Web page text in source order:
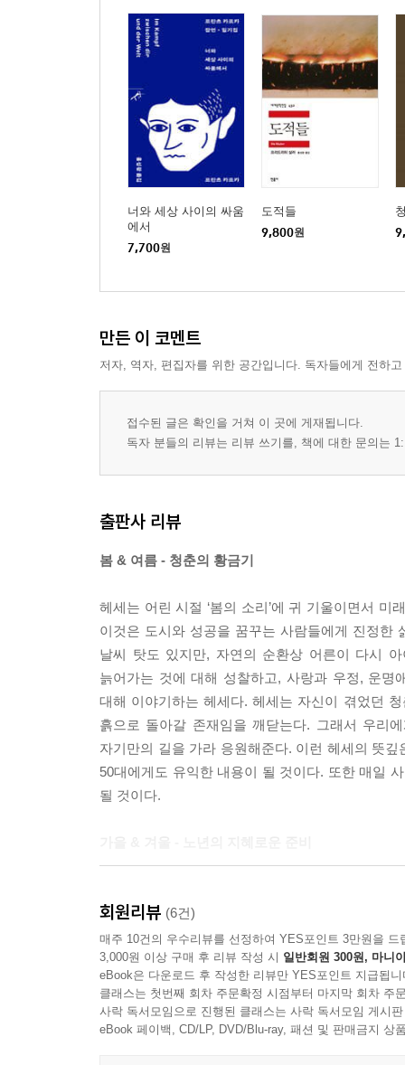
뭔가를 사랑할 수 있다는 건 구원이다
획일화에 저항하라
예술은 영혼의 언어이다
3. 가을 - 삶을 관조하기
자기실현의 길(Der Weg zur
헤세의 가을 - 더 높은 삶으로 들어가는 계절
의미 있는 삶을 살아라
책은 자신에게 돌아가는 길을 알려준다
매사에 일비일희하지 마라
당파심은 삶을 변화시키지 못한다
세상의 고통을 함께 느껴라
쇼펜하우어의 행복론
4. 겨울 - 삶에서 벗어나기
헤세의 겨울 - 삶이 또다시 창조의 광채로 빛나는
늙는다는 것에는 나름의 고유한 가치가 있다
쉰 살의 나이
시대의 두 가지 중병
안주하지 말고 늘 새로 시작하라
물은 낮은 곳으로 흐른다
노년에 대한 단상
죽음에 대한 단상
죽음을 두려워하지 말라
죽어서 되어라
너와 세상 사이의 싸움
에서
7,700원
도적들
9,800원
만든 이 코멘트
저자, 역자, 편집자를 위한 공간입니다. 독자들에게 전하
접수된 글은 확인을 거쳐 이 곳에 게재됩니다.
독자 분들의 리뷰는 리뷰 쓰기를, 책에 대한 문의는
출판사 리뷰
봄 & 여름 - 청춘의 황금기
헤세는 어린 시절 ‘봄의 소리’에 귀 기울이면서
이것은 도시와 성공을 꿈꾸는 사람들에게 진정한
날씨 탓도 있지만, 자연의 순환상 어른이 다시
늙어가는 것에 대해 성찰하고, 사랑과 우정, 운
대해 이야기하는 헤세다. 헤세는 자신이 겪었던
흙으로 돌아갈 존재임을 깨닫는다. 그래서 우리
자기만의 길을 가라 응원해준다. 이런 헤세의 뜻
50대에게도 유익한 내용이 될 것이다. 또한 매일
될 것이다.
삶의 고통, 고통의 의미 그리고 자기실현의 길을
아니며 새로운 시작을 하는 것이라고 주장했는데,
봄과 여름도 특별하지만, 가을과 겨울은 특히
때문이다. 그는 이때 삶을 관조하라 말하며, 세상
삶에서 벗어나 죽어서 무언가 되라고 한다. 한 줌
두려워하지 않는다. 이 책은 삶의 순리에 대해 그
회원리뷰 (6건)
매주 10건의 우수리뷰를 선정하여 YES포인트 3만원을 드
3,000원 이상 구매 후 리뷰 작성 시 일반회원 300원, 마니
eBook은 다운로드 후 작성한 리뷰만 YES포인트 지급됩니
클래스는 첫번째 회차 주문확정 시점부터 마지막 회차 주
사락 독서모임으로 진행된 클래스는 사락 독서모임 게시
eBook 페이백, CD/LP, DVD/Blu-ray, 패션 및 판매금지 상